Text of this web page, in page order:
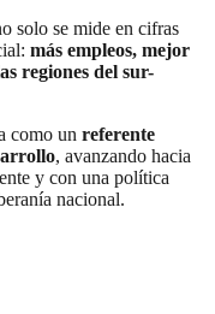
solo se mide en cifras
más empleos, mejor
regiones del sur-
como un referente
, avanzando hacia
y con una política
nacional.